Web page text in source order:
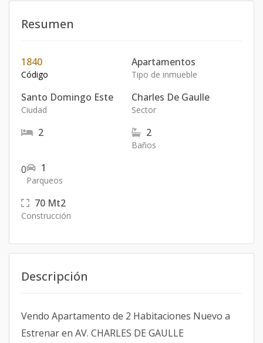
Resumen
1840
Código
Apartamentos
Tipo de inmueble
Santo Domingo Este
Ciudad
Charles De Gaulle
Sector
2 2
Baños
0 1
Parqueos
70 Mt2
Construcción
Descripción
Vendo Apartamento de 2 Habitaciones Nuevo a
Estrenar en AV. CHARLES DE GAULLE